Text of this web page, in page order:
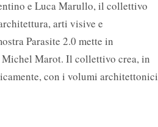
e Luca Marullo, il collettivo
arti visive e
Parasite 2.0 mette in
Michel Marot. Il collettivo crea, in
con i volumi architettonici